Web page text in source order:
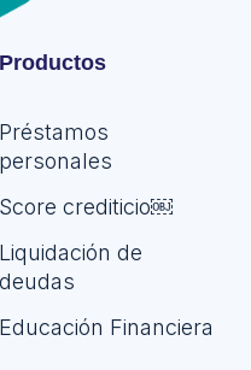
Productos
Préstamos
personales
Score crediticio￼
Liquidación de
deudas
Educación Financiera